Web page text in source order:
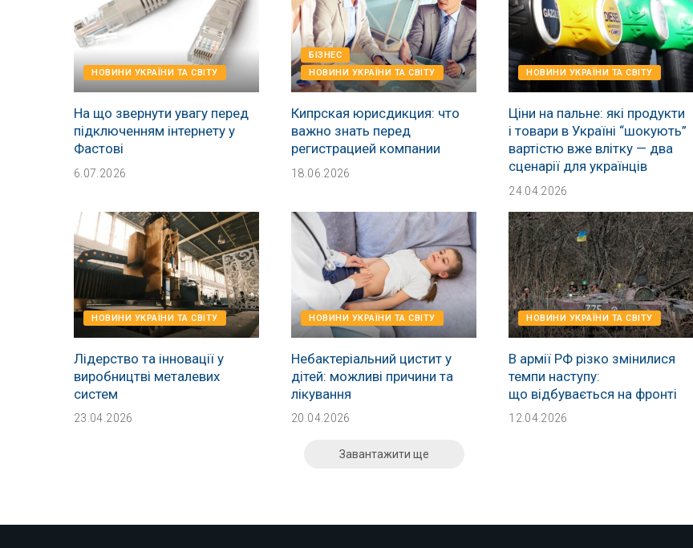
НОВИНИ УКРАЇНИ ТА СВІТУ
На що звернути увагу перед
підключенням інтернету у
Фастові
6.07.2026
БІЗНЕС
НОВИНИ УКРАЇНИ ТА СВІТУ
Кипрская юрисдикция: что
важно знать перед
регистрацией компании
18.06.2026
НОВИНИ УКРАЇНИ ТА СВІТУ
Ціни на пальне: які продукти
і товари в Україні “шокують”
вартістю вже влітку — два
сценарії для українців
24.04.2026
НОВИНИ УКРАЇНИ ТА СВІТУ
Лідерство та інновації у
виробництві металевих
систем
23.04.2026
НОВИНИ УКРАЇНИ ТА СВІТУ
Небактеріальний цистит у
дітей: можливі причини та
лікування
20.04.2026
НОВИНИ УКРАЇНИ ТА СВІТУ
В армії РФ різко змінилися
темпи наступу:
що відбувається на фронті
12.04.2026
Завантажити ще